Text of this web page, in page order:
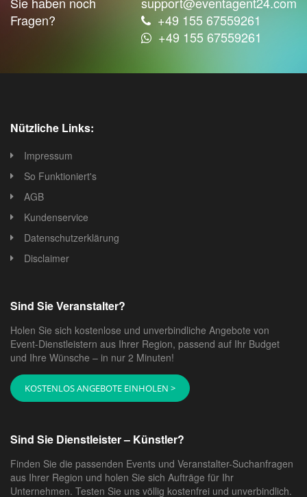
Fragen?
+49 155 67559261
+49 155 67559261
Nützliche Links:
Impressum
So Funktioniert's
AGB
Kundenservice
Datenschutzerklärung
Disclaimer
Sind Sie Veranstalter?
Holen Sie sich kostenlose und unverbindliche Angebote von
Event-Dienstleistern aus Ihrer Region, passend auf Ihr Budget
und Ihre Wünsche – in nur 2 Minuten!
KOSTENLOS ANGEBOTE EINHOLEN >
Sind Sie Dienstleister – Künstler?
Finden Sie die passenden Events und Veranstalter-Suchanfragen
aus Ihrer Region und holen Sie sich Aufträge für Ihr
Unternehmen. Testen Sie uns völlig kostenfrei und unverbindlich.